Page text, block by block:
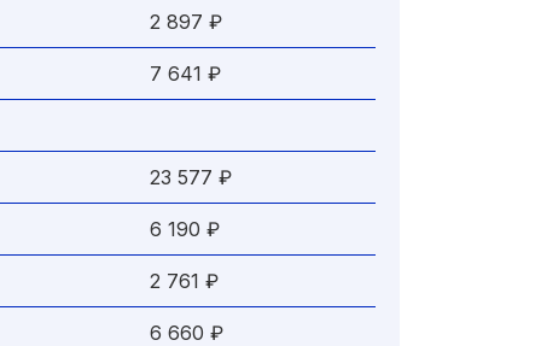
2 897 ₽
7 641 ₽
23 577 ₽
6 190 ₽
2 761 ₽
6 660 ₽